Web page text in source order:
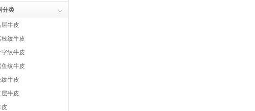
分类
层牛皮
枝纹牛皮
字纹牛皮
鱼纹牛皮
纹牛皮
层牛皮
皮